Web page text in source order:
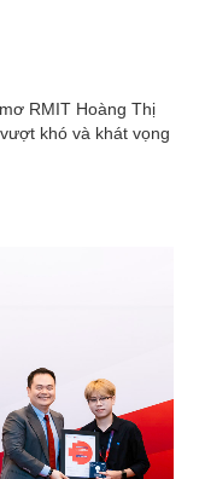
RMIT Hoàng Thị
khó và khát vọng